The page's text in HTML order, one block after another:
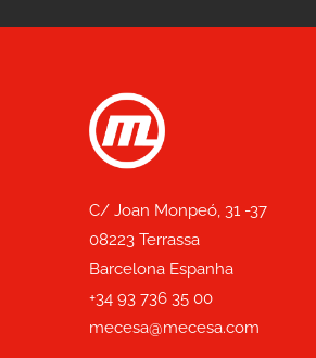
C/ Joan Monpeó, 31 -37
08223 Terrassa
Barcelona Espanha
+34 93 736 35 00
mecesa@mecesa.com